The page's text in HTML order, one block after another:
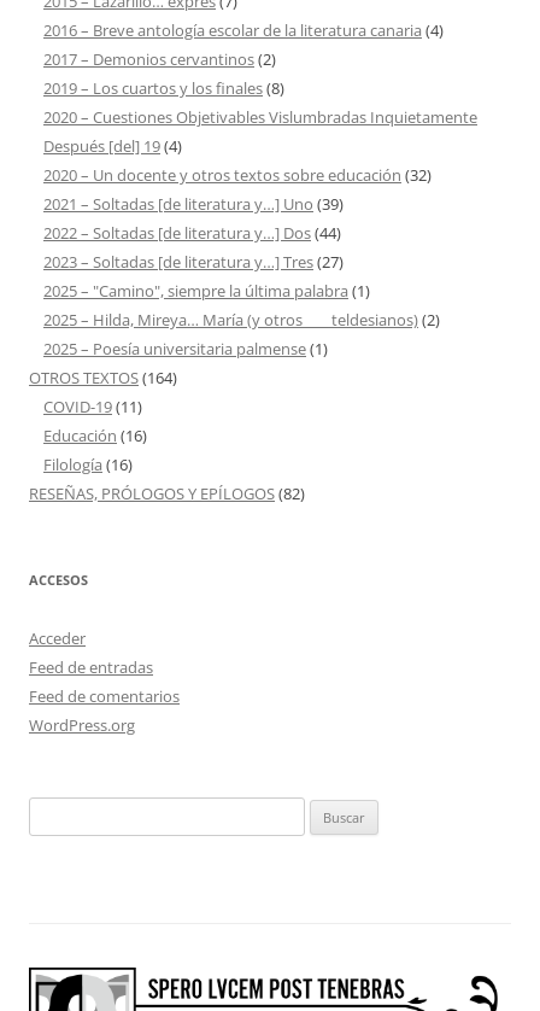
2016 – Breve antología escolar de la literatura canaria (4)
2017 – Demonios cervantinos(2)
2019 – Los cuartos y los finales(8)
2020 – Cuestiones Objetivables Vislumbradas Inquietamente
Después [del] 19(4)
2020 – Un docente y otros textos sobre educación (32)
2021 – Soltadas [de literatura y…] Uno (39)
2022 – Soltadas [de literatura y…] Dos(44)
2023 – Soltadas [de literatura y…] Tres(27)
2025 – "Camino", siempre la última palabra (1)
2025 – Hilda, Mireya… María (y otros ___ teldesianos)(2)
2025 – Poesía universitaria palmense(1)
OTROS TEXTOS(164)
COVID-19(11)
Educación (16)
Filología (16)
RESEÑAS, PRÓLOGOS Y EPÍLOGOS(82)
ACCESOS
Acceder
Feed de entradas
Feed de comentarios
WordPress.org